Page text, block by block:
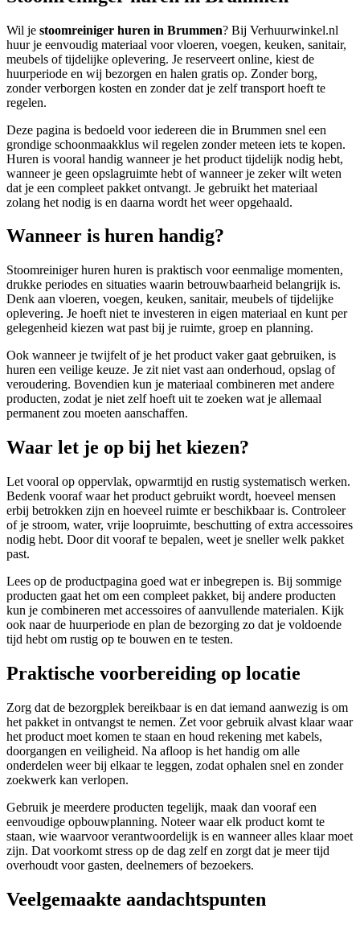
Wil je stoomreiniger huren in Brummen? Bij Verhuurwinkel.nl
huur je eenvoudig materiaal voor vloeren, voegen, keuken, sanitair,
meubels of tijdelijke oplevering. Je reserveert online, kiest de
huurperiode en wij bezorgen en halen gratis op. Zonder borg,
zonder verborgen kosten en zonder dat je zelf transport hoeft te
regelen.
Deze pagina is bedoeld voor iedereen die in Brummen snel een
grondige schoonmaakklus wil regelen zonder meteen iets te kopen.
Huren is vooral handig wanneer je het product tijdelijk nodig hebt,
wanneer je geen opslagruimte hebt of wanneer je zeker wilt weten
dat je een compleet pakket ontvangt. Je gebruikt het materiaal
zolang het nodig is en daarna wordt het weer opgehaald.
Wanneer is huren handig?
Stoomreiniger huren huren is praktisch voor eenmalige momenten,
drukke periodes en situaties waarin betrouwbaarheid belangrijk is.
Denk aan vloeren, voegen, keuken, sanitair, meubels of tijdelijke
oplevering. Je hoeft niet te investeren in eigen materiaal en kunt per
gelegenheid kiezen wat past bij je ruimte, groep en planning.
Ook wanneer je twijfelt of je het product vaker gaat gebruiken, is
huren een veilige keuze. Je zit niet vast aan onderhoud, opslag of
veroudering. Bovendien kun je materiaal combineren met andere
producten, zodat je niet zelf hoeft uit te zoeken wat je allemaal
permanent zou moeten aanschaffen.
Waar let je op bij het kiezen?
Let vooral op oppervlak, opwarmtijd en rustig systematisch werken.
Bedenk vooraf waar het product gebruikt wordt, hoeveel mensen
erbij betrokken zijn en hoeveel ruimte er beschikbaar is. Controleer
of je stroom, water, vrije loopruimte, beschutting of extra accessoires
nodig hebt. Door dit vooraf te bepalen, weet je sneller welk pakket
past.
Lees op de productpagina goed wat er inbegrepen is. Bij sommige
producten gaat het om een compleet pakket, bij andere producten
kun je combineren met accessoires of aanvullende materialen. Kijk
ook naar de huurperiode en plan de bezorging zo dat je voldoende
tijd hebt om rustig op te bouwen en te testen.
Praktische voorbereiding op locatie
Zorg dat de bezorgplek bereikbaar is en dat iemand aanwezig is om
het pakket in ontvangst te nemen. Zet voor gebruik alvast klaar waar
het product moet komen te staan en houd rekening met kabels,
doorgangen en veiligheid. Na afloop is het handig om alle
onderdelen weer bij elkaar te leggen, zodat ophalen snel en zonder
zoekwerk kan verlopen.
Gebruik je meerdere producten tegelijk, maak dan vooraf een
eenvoudige opbouwplanning. Noteer waar elk product komt te
staan, wie waarvoor verantwoordelijk is en wanneer alles klaar moet
zijn. Dat voorkomt stress op de dag zelf en zorgt dat je meer tijd
overhoudt voor gasten, deelnemers of bezoekers.
Veelgemaakte aandachtspunten